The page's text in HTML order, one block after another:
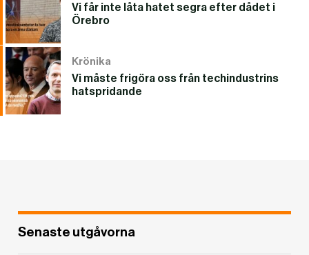
Vi får inte låta hatet segra efter dådet i
Örebro
Krönika
Vi måste frigöra oss från techindustrins
hatspridande
Senaste utgåvorna